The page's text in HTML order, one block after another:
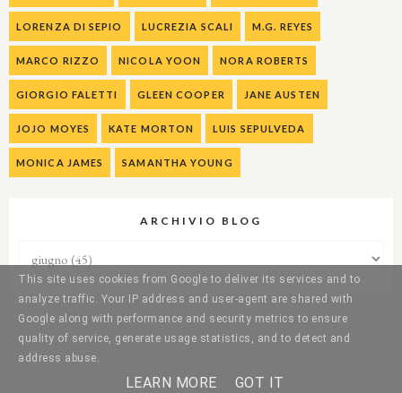
LORENZA DI SEPIO LUCREZIA SCALI M.G. REYES
MARCO RIZZO NICOLA YOON NORA ROBERTS
GIORGIO FALETTI GLEEN COOPER JANE AUSTEN
JOJO MOYES KATE MORTON LUIS SEPULVEDA
MONICA JAMES SAMANTHA YOUNG
ARCHIVIO BLOG
This site uses cookies from Google to deliver its services and to
analyze traffic. Your IP address and user-agent are shared with
Google along with performance and security metrics to ensure
quality of service, generate usage statistics, and to detect and
address abuse.
LEARN MORE GOT IT